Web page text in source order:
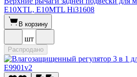
E10XTL, E10MTL Hi31608
В корзину
шт
Распродано